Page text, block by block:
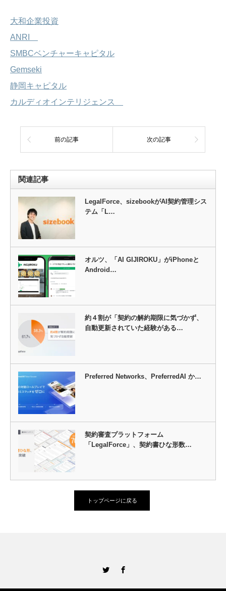
大和企業投資
ANRI
SMBCベンチャーキャピタル
Gemseki
静岡キャピタル
カルディオインテリジェンス
前の記事 次の記事
関連記事
LegalForce、sizebookがAI契約管理シス
テム「L…
オルツ、「AI GIJIROKU」がiPhoneと
Android…
約４割が「契約の解約期限に気づかず、
自動更新されていた経験がある…
Preferred Networks、PreferredAI か…
契約審査プラットフォーム
「LegalForce」、契約書ひな形数…
トップページに戻る